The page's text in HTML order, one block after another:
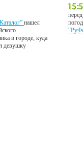
нашел
в городе, куда
девушку